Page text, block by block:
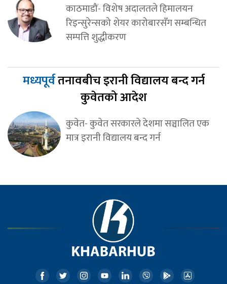
काठमाडौं- विशेष अदालतले हिमालयन
रिइन्सुरेन्सको शेयर कारोबारसँग सम्बन्धित
सम्पत्ति शुद्धीकरण
मध्यपूर्वतनावबीच इरानी विद्यालय बन्द गर्न
कुवेतको आदेश
कुवेत- कुवेत सरकारले देशमा सञ्चालित एक
मात्र इरानी विद्यालय बन्द गर्न